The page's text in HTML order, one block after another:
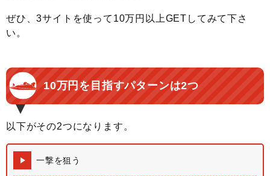
ぜひ、3サイトを使って10万円以上GETしてみて下さ
い。
10万円を目指すパターンは2つ
以下がその2つになります。
一撃を狙う